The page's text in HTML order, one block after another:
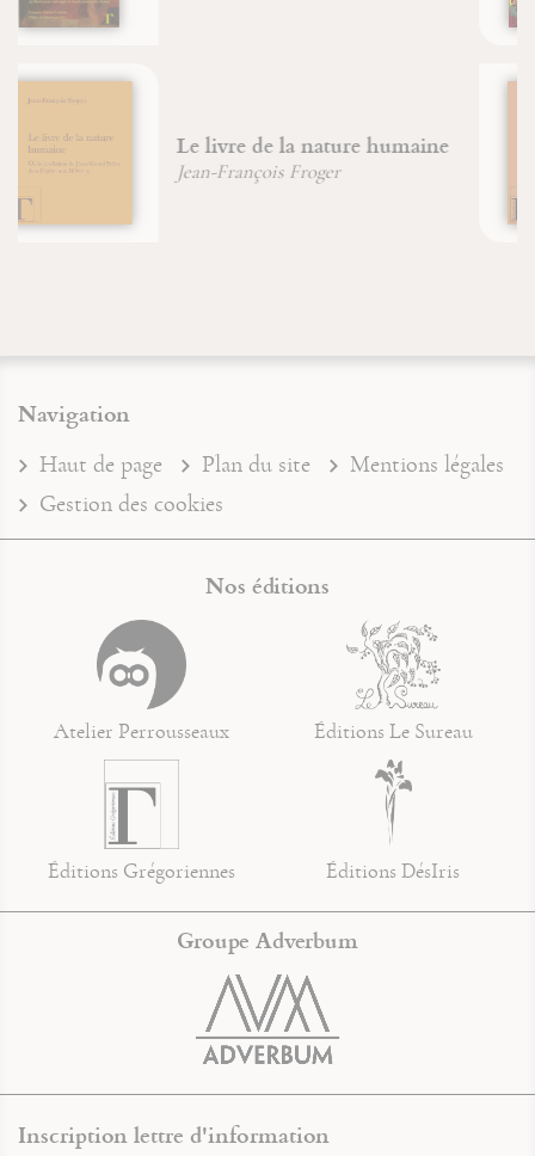
Le XXIe siècle sera celui du
mysticisme
Didier Brenot
Navigation
Haut de page Plan du site
Mentions légales
Gestion des cookies
Nos éditions
Atelier Perrousseaux Éditions Le Sureau
Éditions Grégoriennes Éditions DésIris
Groupe Adverbum
Inscription lettre d'information